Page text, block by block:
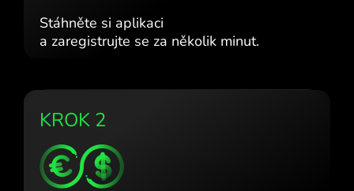
Stáhněte si aplikaci
a zaregistrujte se za několik minut.
KROK 2